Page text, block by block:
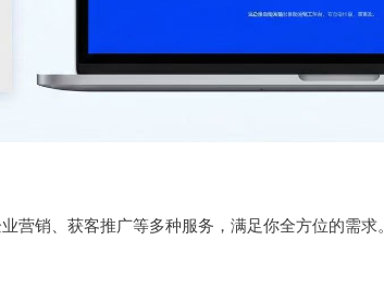
销、获客推广等多种服务，满足你全方位的需求。